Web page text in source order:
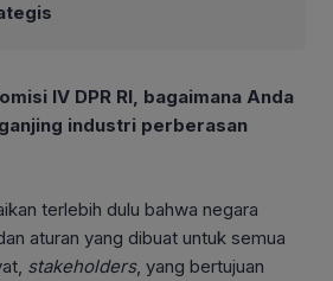
IV DPR RI, bagaimana Anda
industri perberasan
terlebih dulu bahwa negara
aturan yang dibuat untuk semua
stakeholders, yang bertujuan